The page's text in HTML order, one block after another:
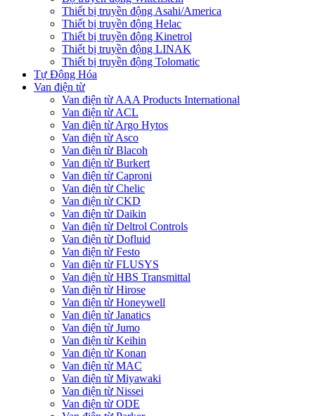
Thiết bị truyền động Asahi/America
Thiết bị truyền động Helac
Thiết bị truyền động Kinetrol
Thiết bị truyền động LINAK
Thiết bị truyền động Tolomatic
Tự Động Hóa
Van điện từ
Van điện từ AAA Products International
Van điện từ ACL
Van điện từ Argo Hytos
Van điện từ Asco
Van điện từ Blacoh
Van điện từ Burkert
Van điện từ Caproni
Van điện từ Chelic
Van điện từ CKD
Van điện từ Daikin
Van điện từ Deltrol Controls
Van điện từ Dofluid
Van điện từ Festo
Van điện từ FLUSYS
Van điện từ HBS Transmittal
Van điện từ Hirose
Van điện từ Honeywell
Van điện từ Janatics
Van điện từ Jumo
Van điện từ Keihin
Van điện từ Konan
Van điện từ MAC
Van điện từ Miyawaki
Van điện từ Nissei
Van điện từ ODE